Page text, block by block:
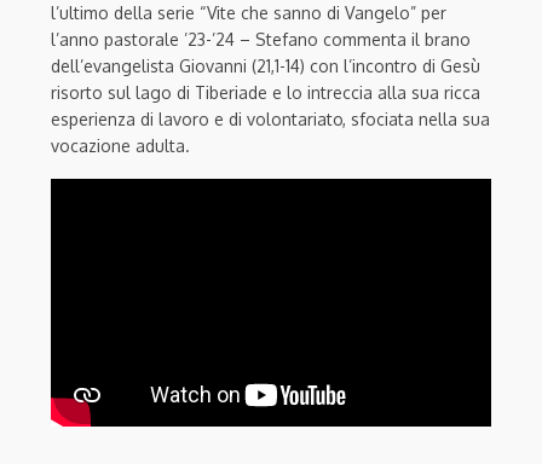
l’ultimo della serie “Vite che sanno di Vangelo” per
l’anno pastorale ’23-’24 – Stefano commenta il brano
dell’evangelista Giovanni (21,1-14) con l’incontro di Gesù
risorto sul lago di Tiberiade e lo intreccia alla sua ricca
esperienza di lavoro e di volontariato, sfociata nella sua
vocazione adulta.